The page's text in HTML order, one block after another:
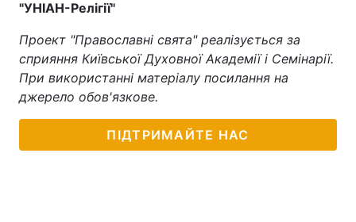
"УНІАН-Релігії"
Проект "Православні свята" реалізується за
сприяння Київської Духовної Академії і Семінарії.
При використанні матеріалу посилання на
джерело обов'язкове.
ПІДТРИМАЙТЕ НАС